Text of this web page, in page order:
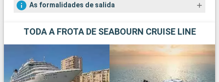
As formalidades de salida
TODA A FROTA DE SEABOURN CRUISE LINE